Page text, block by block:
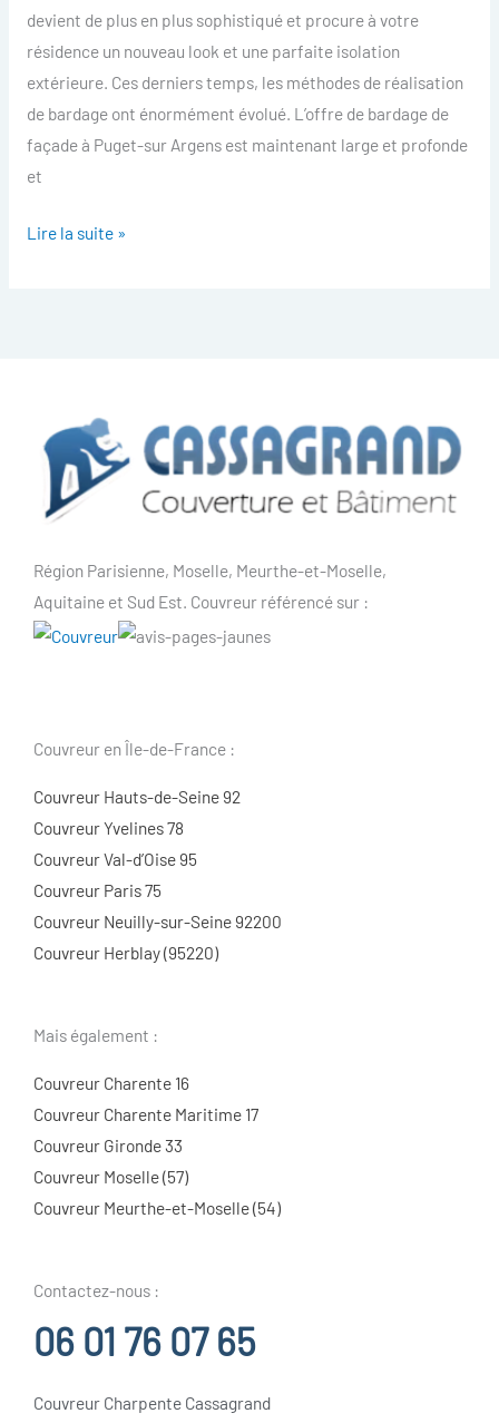
devient de plus en plus sophistiqué et procure à votre
résidence un nouveau look et une parfaite isolation
extérieure. Ces derniers temps, les méthodes de réalisation
de bardage ont énormément évolué. L’offre de bardage de
façade à Puget-sur Argens est maintenant large et profonde
et
Argens
Lire la suite »
Région Parisienne, Moselle, Meurthe-et-Moselle,
Aquitaine et Sud Est. Couvreur référencé sur :
Couvreur en Île-de-France :
Couvreur Hauts-de-Seine 92
Couvreur Yvelines 78
Couvreur Val-d’Oise 95
Couvreur Paris 75
Couvreur Neuilly-sur-Seine 92200
Couvreur Herblay (95220)
Mais également :
Couvreur Charente 16
Couvreur Charente Maritime 17
Couvreur Gironde 33
Couvreur Moselle (57)
Couvreur Meurthe-et-Moselle (54)
Contactez-nous :
06 01 76 07 65
Couvreur Charpente Cassagrand